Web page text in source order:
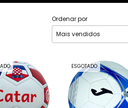
Ordenar por
ESGOTADO